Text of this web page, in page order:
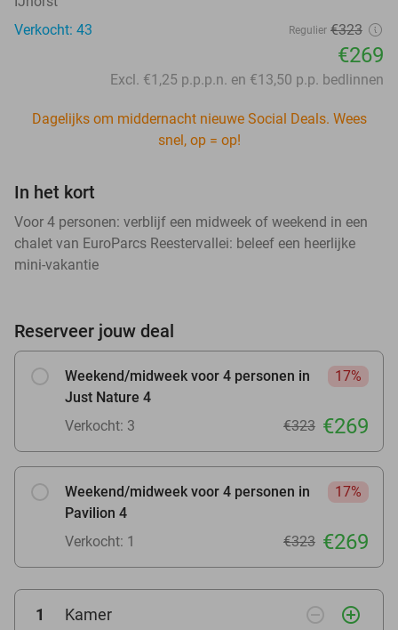
Verkocht: 43
Regulier €323
€269
Excl. €1,25 p.p.p.n. en €13,50 p.p. bedlinnen
Dagelijks om middernacht nieuwe Social Deals. Wees
snel, op = op!
In het kort
Voor 4 personen: verblijf een midweek of weekend in een
chalet van EuroParcs Reestervallei: beleef een heerlijke
mini-vakantie
Reserveer jouw deal
Weekend/midweek voor 4 personen in
Just Nature 4
17%
Verkocht: 3 €323 €269
Weekend/midweek voor 4 personen in
Pavilion 4
17%
Verkocht: 1 €323 €269
1 Kamer remove_circle_outline add_circle_outline